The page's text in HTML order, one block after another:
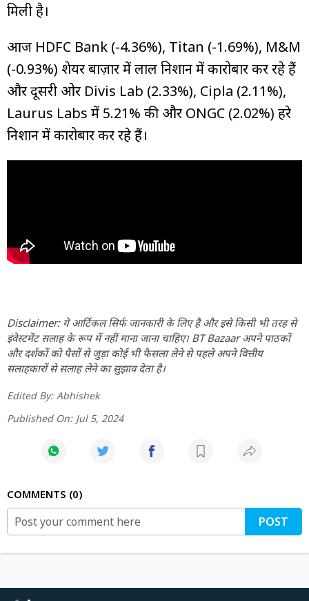
मिली है।
आज HDFC Bank (-4.36%), Titan (-1.69%), M&M
(-0.93%) शेयर बाज़ार में लाल निशान में कारोबार कर रहे हैं
और दूसरी ओर Divis Lab (2.33%), Cipla (2.11%),
Laurus Labs में 5.21% की और ONGC (2.02%) हरे
निशान में कारोबार कर रहे हैं।
Disclaimer: ये आर्टिकल सिर्फ जानकारी के लिए है और इसे किसी भी तरह से
इंवेस्टमेंट सलाह के रूप में नहीं माना जाना चाहिए। BT Bazaar अपने पाठकों
और दर्शकों को पैसों से जुड़ा कोई भी फैसला लेने से पहले अपने वित्तीय
सलाहकारों से सलाह लेने का सुझाव देता है।
Edited By: Abhishek
Published On: Jul 5, 2024
COMMENTS 0
POST